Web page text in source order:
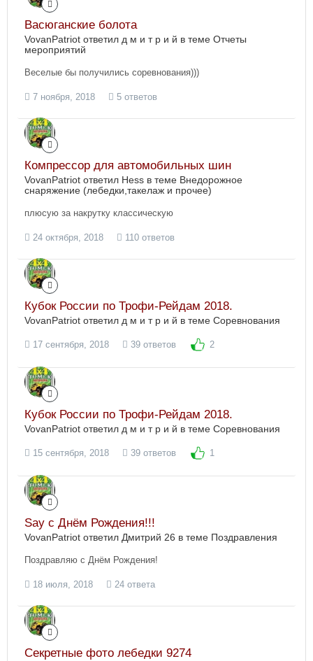
Васюганские болота
VovanPatriot ответил д м и т р и й в теме Отчеты
мероприятий
Веселые бы получились соревнования)))
7 ноября, 2018 5 ответов
Компрессор для автомобильных шин
VovanPatriot ответил Hess в теме Внедорожное
снаряжение (лебедки,такелаж и прочее)
плюсую за накрутку классическую
24 октября, 2018 110 ответов
Кубок России по Трофи-Рейдам 2018.
VovanPatriot ответил д м и т р и й в теме Соревнования
17 сентября, 2018 39 ответов 2
Кубок России по Трофи-Рейдам 2018.
VovanPatriot ответил д м и т р и й в теме Соревнования
15 сентября, 2018 39 ответов 1
Say с Днём Рождения!!!
VovanPatriot ответил Дмитрий 26 в теме Поздравления
Поздравляю с Днём Рождения!
18 июля, 2018 24 ответа
Секретные фото лебедки 9274